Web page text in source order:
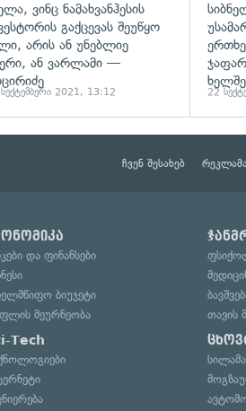
ვინც ნამახვანჰესის
გაქცევას შეუწყო
არის ან უნებლიე
ან ვარლამი —
2021, 13:12 22
ჩვენ შესახებ
და ფინანსები
ბიუჯეტი
მეურნეობა
Tech
თავის